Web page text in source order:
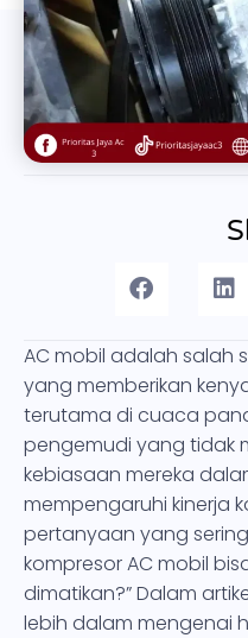
AC mobil adalah salah
yang memberikan
terutama di cuaca
pengemudi yang tidak
kebiasaan mereka
mempengaruhi kinerja
pertanyaan yang
kompresor AC mobil
dimatikan?” Dalam
lebih dalam mengenai